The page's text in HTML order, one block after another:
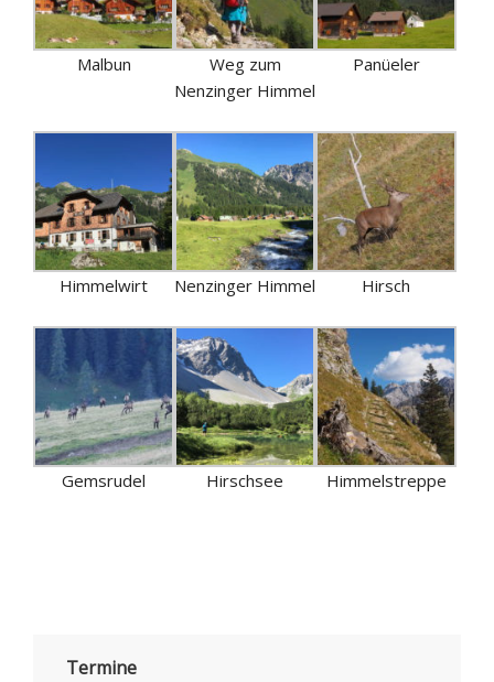
Malbun
Weg zum
Nenzinger Himmel
Panüeler
Himmelwirt Nenzinger Himmel Hirsch
Gemsrudel Hirschsee Himmelstreppe
Termine